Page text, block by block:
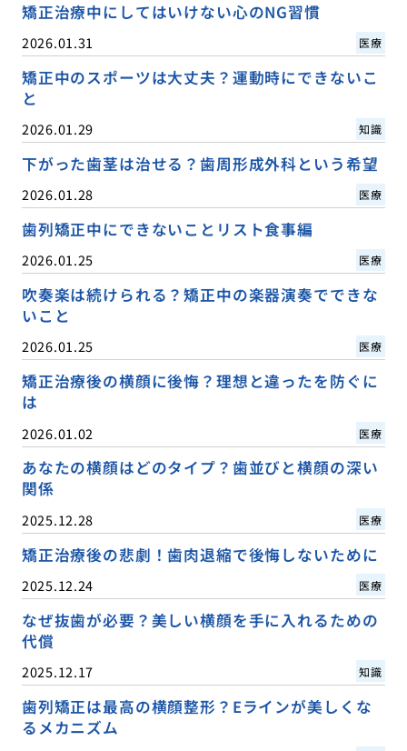
矯正治療中にしてはいけない心のNG習慣
2026.01.31 医療
矯正中のスポーツは大丈夫？運動時にできないこ
と
2026.01.29 知識
下がった歯茎は治せる？歯周形成外科という希望
2026.01.28 医療
歯列矯正中にできないことリスト食事編
2026.01.25 医療
吹奏楽は続けられる？矯正中の楽器演奏でできな
いこと
2026.01.25 医療
矯正治療後の横顔に後悔？理想と違ったを防ぐに
は
2026.01.02 医療
あなたの横顔はどのタイプ？歯並びと横顔の深い
関係
2025.12.28 医療
矯正治療後の悲劇！歯肉退縮で後悔しないために
2025.12.24 医療
なぜ抜歯が必要？美しい横顔を手に入れるための
代償
2025.12.17 知識
歯列矯正は最高の横顔整形？Eラインが美しくな
るメカニズム